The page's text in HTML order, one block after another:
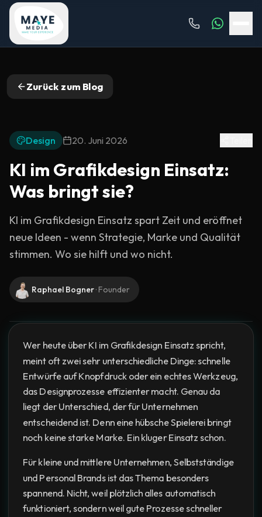
Zurück zum Blog
Design 20. Juni 2026
KI im Grafikdesign Einsatz:
Was bringt sie?
KI im Grafikdesign Einsatz spart Zeit und eröffnet
neue Ideen - wenn Strategie, Marke und Qualität
stimmen. Wo sie hilft und wo nicht.
Raphael Bogner·Founder
Wer heute über KI im Grafikdesign Einsatz spricht,
meint oft zwei sehr unterschiedliche Dinge: schnelle
Entwürfe auf Knopfdruck oder ein echtes Werkzeug,
das Designprozesse effizienter macht. Genau da
liegt der Unterschied, der für Unternehmen
entscheidend ist. Denn eine hübsche Spielerei bringt
noch keine starke Marke. Ein kluger Einsatz schon.
Für kleine und mittlere Unternehmen, Selbstständige
und Personal Brands ist das Thema besonders
spannend. Nicht, weil plötzlich alles automatisch
funktioniert, sondern weil gute Prozesse schneller